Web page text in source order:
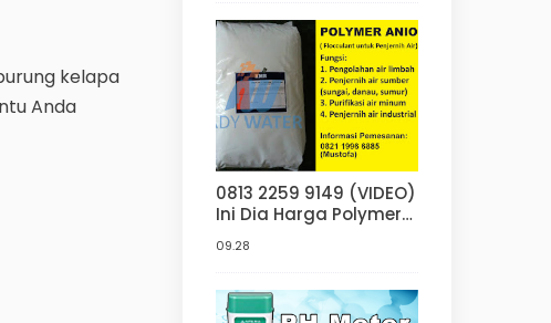
kelapa
Anda
0813 2259 9149 (VIDEO)
Ini Dia Harga Polymer
Anionic Penjernih Air di
Jakarta Bandung
Pengolahan Limbah
09.28